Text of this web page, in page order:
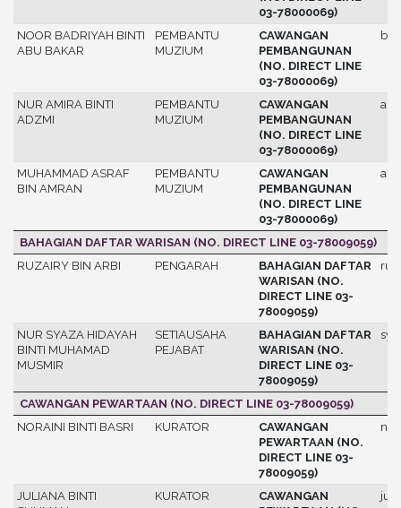
03-78000069)
NOOR BADRIYAH BINTI
ABU BAKAR
PEMBANTU
MUZIUM
CAWANGAN
PEMBANGUNAN
(NO. DIRECT LINE
03-78000069)
NUR AMIRA BINTI
ADZMI
PEMBANTU
MUZIUM
CAWANGAN
PEMBANGUNAN
(NO. DIRECT LINE
03-78000069)
MUHAMMAD ASRAF
BIN AMRAN
PEMBANTU
MUZIUM
CAWANGAN
PEMBANGUNAN
(NO. DIRECT LINE
03-78000069)
BAHAGIAN DAFTAR WARISAN (NO. DIRECT LINE 03-78009059)
RUZAIRY BIN ARBI
PENGARAH
BAHAGIAN DAFTAR
WARISAN (NO.
DIRECT LINE 03-
78009059)
NUR SYAZA HIDAYAH
BINTI MUHAMAD
MUSMIR
SETIAUSAHA
PEJABAT
BAHAGIAN DAFTAR
WARISAN (NO.
DIRECT LINE 03-
78009059)
CAWANGAN PEWARTAAN (NO. DIRECT LINE 03-78009059)
NORAINI BINTI BASRI
KURATOR
CAWANGAN
PEWARTAAN (NO.
DIRECT LINE 03-
78009059)
JULIANA BINTI
KURATOR
CAWANGAN